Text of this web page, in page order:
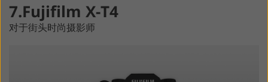
7.Fujifilm X-T4
对于街头时尚摄影师